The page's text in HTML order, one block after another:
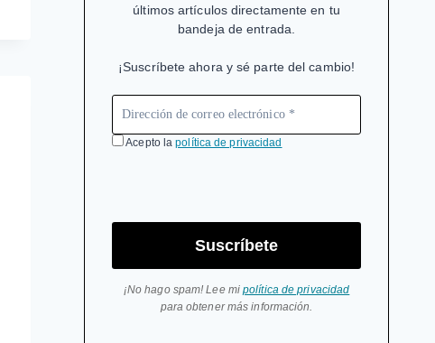
últimos artículos directamente en tu
bandeja de entrada.
¡Suscríbete ahora y sé parte del cambio!
Acepto lapolítica de privacidad
Suscríbete
¡No hago spam! Lee mipolítica de privacidad
para obtener más información.